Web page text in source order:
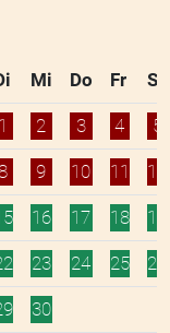
Mi Do Fr Sa
1 2 3 4 5
9 10 11 12
16 17 18 19
23 24 25 26
30